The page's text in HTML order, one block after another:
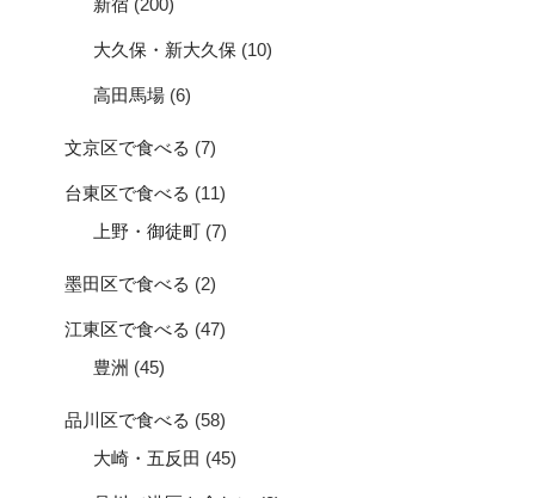
大久保・新大久保 (10)
高田馬場 (6)
文京区で食べる (7)
台東区で食べる (11)
上野・御徒町 (7)
墨田区で食べる (2)
江東区で食べる (47)
豊洲 (45)
品川区で食べる (58)
大崎・五反田 (45)